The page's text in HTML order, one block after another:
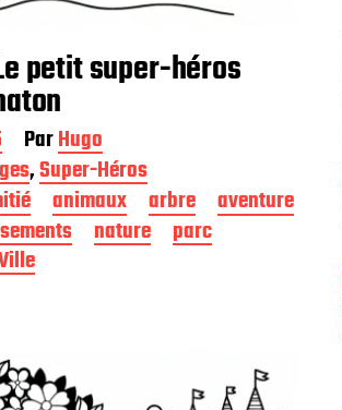
petit super-héros
ParHugo
,Super-Héros
animaux arbre
aventure
nature
parc